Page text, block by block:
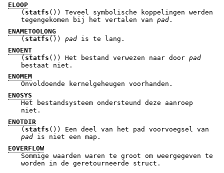
ELOOP
( statfs ()) Teveel symbolische koppelingen werden
tegengekomen bij het vertalen van pad .
ENAMETOOLONG
( statfs ()) pad is te lang.
ENOENT
( statfs ()) Het bestand verwezen naar door pad
bestaat niet.
ENOMEM
Onvoldoende kernelgeheugen voorhanden.
ENOSYS
Het bestandsysteem ondersteund deze aanroep
niet.
ENOTDIR
( statfs ()) Een deel van het pad voorvoegsel van
pad
is niet een map.
EOVERFLOW
Sommige waarden waren te groot om weergegeven te
worden in de geretourneerde struct.